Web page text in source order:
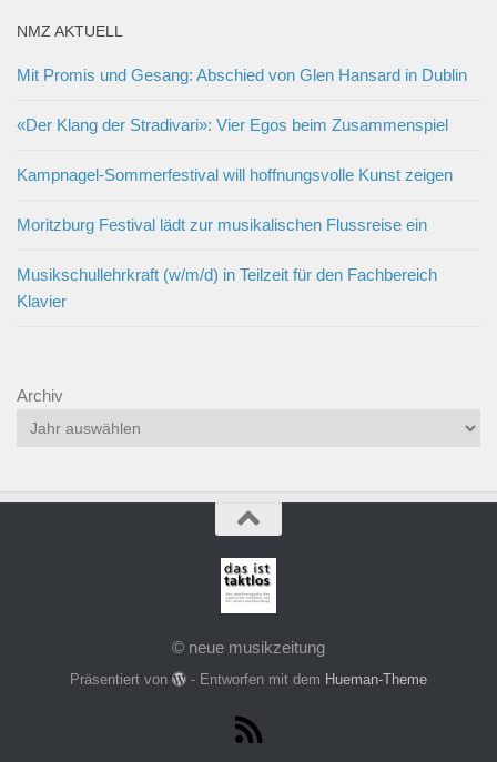
NMZ AKTUELL
Mit Promis und Gesang: Abschied von Glen Hansard in Dublin
«Der Klang der Stradivari»: Vier Egos beim Zusammenspiel
Kampnagel-Sommerfestival will hoffnungsvolle Kunst zeigen
Moritzburg Festival lädt zur musikalischen Flussreise ein
Musikschullehrkraft (w/m/d) in Teilzeit für den Fachbereich
Klavier
Archiv
© neue musikzeitung
Präsentiert von - Entworfen mit dem Hueman-Theme